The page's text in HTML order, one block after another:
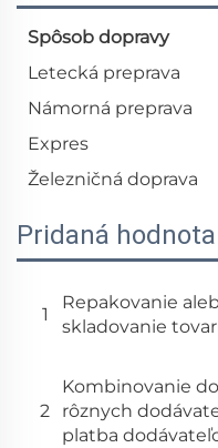
Spôsob dopravy
Letecká preprava
Námorná preprava
Expres
Železničná doprava
Pridaná
1
Repakovanie
skladovanie
2
Kombinovanie
rôznych
platba